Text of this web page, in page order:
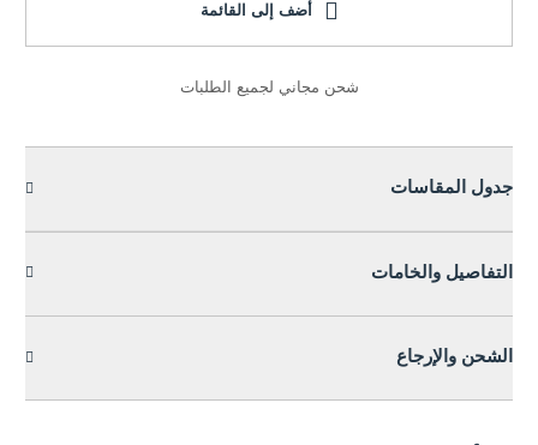
أضف إلى القائمة
شحن مجاني لجميع الطلبات
جدول المقاسات
التفاصيل والخامات
الشحن والإرجاع